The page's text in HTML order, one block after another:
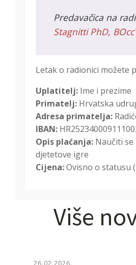
Predavačica na
Stagnitti PhD,
Letak o radionici možete
Uplatitelj: Ime i prezime
Primatelj: Hrvatska
Adresa primatelja:
IBAN:
Opis plaćanja: Naučiti
djetetove igre
Cijena:Ovisno o statusu
Više